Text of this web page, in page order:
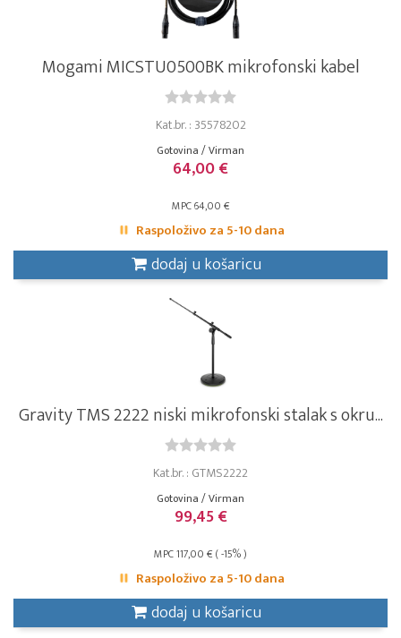
Mogami MICSTU0500BK mikrofonski kabel
Kat.br. : 35578202
Gotovina / Virman
64,00 €
MPC 64,00 €
Raspoloživo za 5-10 dana
dodaj u košaricu
Gravity TMS 2222 niski mikrofonski stalak s okru...
Kat.br. : GTMS2222
Gotovina / Virman
99,45 €
MPC 117,00 € ( -15% )
Raspoloživo za 5-10 dana
dodaj u košaricu